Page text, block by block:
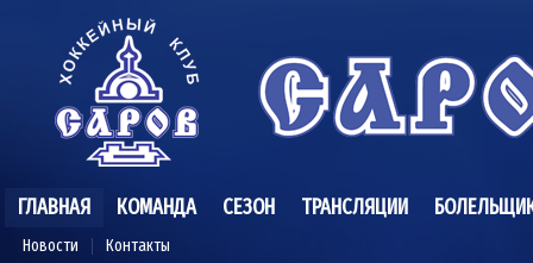
ГЛАВНАЯ
Новости Контакты
КОМАНДА СЕЗОН ТРАНСЛЯЦИИ